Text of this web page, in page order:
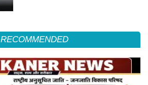
RECOMMENDED